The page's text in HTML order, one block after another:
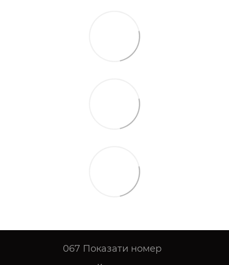
067 Показати номер